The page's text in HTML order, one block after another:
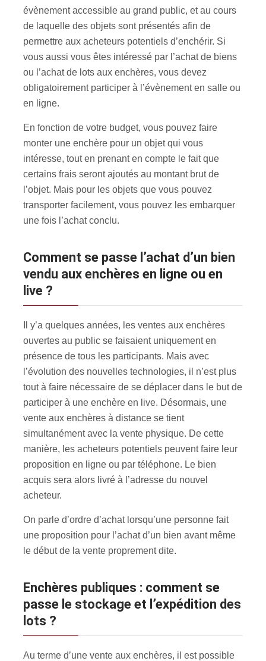
évènement accessible au grand public, et au cours
de laquelle des objets sont présentés afin de
permettre aux acheteurs potentiels d’enchérir. Si
vous aussi vous êtes intéressé par l’achat de biens
ou l’achat de lots aux enchères, vous devez
obligatoirement participer à l’évènement en salle ou
en ligne.
En fonction de votre budget, vous pouvez faire
monter une enchère pour un objet qui vous
intéresse, tout en prenant en compte le fait que
certains frais seront ajoutés au montant brut de
l’objet. Mais pour les objets que vous pouvez
transporter facilement, vous pouvez les embarquer
une fois l’achat conclu.
Comment se passe l’achat d’un bien
vendu aux enchères en ligne ou en
live ?
Il y’a quelques années, les ventes aux enchères
ouvertes au public se faisaient uniquement en
présence de tous les participants. Mais avec
l’évolution des nouvelles technologies, il n’est plus
tout à faire nécessaire de se déplacer dans le but de
participer à une enchère en live. Désormais, une
vente aux enchères à distance se tient
simultanément avec la vente physique. De cette
manière, les acheteurs potentiels peuvent faire leur
proposition en ligne ou par téléphone. Le bien
acquis sera alors livré à l’adresse du nouvel
acheteur.
On parle d’ordre d’achat lorsqu’une personne fait
une proposition pour l’achat d’un bien avant même
le début de la vente proprement dite.
Enchères publiques : comment se
passe le stockage et l’expédition des
lots ?
Au terme d’une vente aux enchères, il est possible